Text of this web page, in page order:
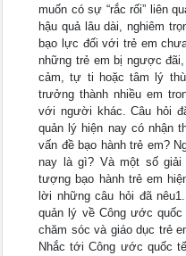
muốn có sự “rắc rối” liên
hậu quả lâu dài, nghiêm
bạo lực đối với trẻ em
những trẻ em bị ngược
cảm, tự ti hoặc tâm lý
trưởng thành nhiều em
với người khác. Câu hỏi
quản lý hiện nay có nhận
vấn đề bạo hành trẻ em?
nay là gì? Và một số giải
tượng bạo hành trẻ em
lời những câu hỏi đã
quản lý về Công ước
chăm sóc và giáo dục trẻ
Nhắc tới Công ước quốc